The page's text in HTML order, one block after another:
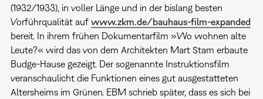
(1932/1933), in voller Länge und in der bislang besten
Vorführqualität auf www.zkm.de/bauhaus-film-expanded
bereit. In ihrem frühen Dokumentarfilm »Wo wohnen alte
Leute?« wird das von dem Architekten Mart Stam erbaute
Budge-Hause gezeigt. Der sogenannte Instruktionsfilm
veranschaulicht die Funktionen eines gut ausgestatteten
Altersheims im Grünen. EBM schrieb später, dass es sich bei